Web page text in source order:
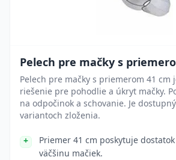
Pelech pre mačky s
Pelech pre mačky s priemerom 41 cm
riešenie pre pohodlie a úkryt mačky.
na odpočinok a schovanie. Je
variantoch zloženia.
Priemer 41 cm poskytuje
väčšinu mačiek.